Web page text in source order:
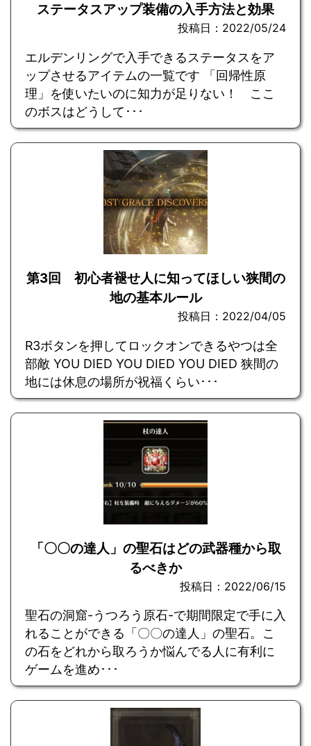
ステータスアップ装備の入手方法と効果
投稿日：2022/05/24
エルデンリングで入手できるステータスをア
ップさせるアイテムの一覧です 「回帰性原
理」を使いたいのに知力が足りない！ ここ
のボスはどうして･･･
第3回 初心者褪せ人に知ってほしい狭間の
地の基本ルール
投稿日：2022/04/05
R3ボタンを押してロックオンできるやつは全
部敵 YOU DIED YOU DIED YOU DIED 狭間の
地には休息の場所が祝福くらい･･･
「〇〇の達人」の聖石はどの武器種から取
るべきか
投稿日：2022/06/15
聖石の洞窟-うつろう原石-で期間限定で手に入
れることができる「〇〇の達人」の聖石。こ
の石をどれから取ろうか悩んでる人に有利に
ゲームを進め･･･